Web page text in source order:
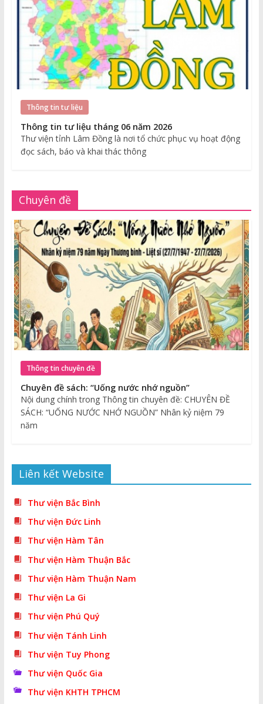
Thông tin tư liệu
Thông tin tư liệu tháng 06 năm 2026
Thư viện tỉnh Lâm Đồng là nơi tổ chức phục vụ hoạt động
đọc sách, báo và khai thác thông
Chuyên đề
Thông tin chuyên đề
Chuyên đề sách: “Uống nước nhớ nguồn”
Nội dung chính trong Thông tin chuyên đề: CHUYÊN ĐỀ
SÁCH: “UỐNG NƯỚC NHỚ NGUỒN” Nhân kỷ niệm 79
năm
Liên kết Website
Thư viện Bắc Bình
Thư viện Đức Linh
Thư viện Hàm Tân
Thư viện Hàm Thuận Bắc
Thư viện Hàm Thuận Nam
Thư viện La Gi
Thư viện Phú Quý
Thư viện Tánh Linh
Thư viện Tuy Phong
Thư viện Quốc Gia
Thư viện KHTH TPHCM